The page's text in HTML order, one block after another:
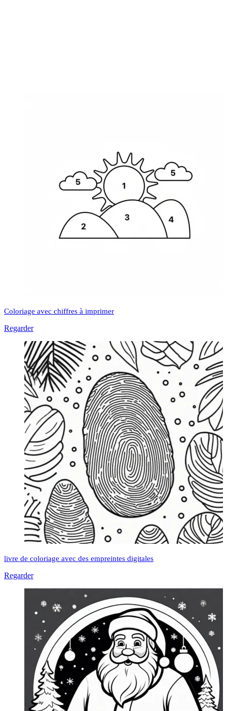
Coloriage avec chiffres à imprimer
Regarder
livre de coloriage avec des empreintes digitales
Regarder